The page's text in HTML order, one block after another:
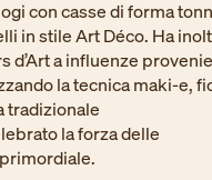
con casse di forma
in stile Art Déco. Ha
d’Art a influenze
la tecnica maki-e,
tradizionale
la forza delle